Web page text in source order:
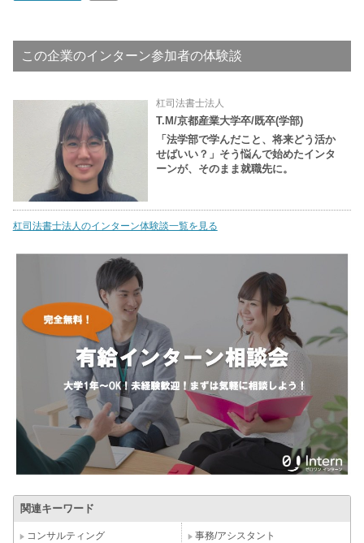
この企業のインターン参加者の体験談
杠司法書士法人
T.M/京都産業大学卒/既卒(学部)
「法学部で学んだこと、将来どう活か
せばいい？」そう悩んで始めたインタ
ーンが、そのまま就職先に。
杠司法書士法人のインターン体験談一覧を見る
関連キーワード
コンサルティング 事務/アシスタント